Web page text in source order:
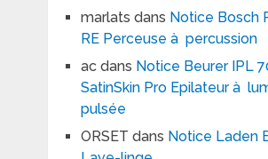
marlats dans Notice Bosch
RE Perceuse à percussion
acdans Notice Beurer IPL
SatinSkin Pro Epilateur à
pulsée
ORSET dans Notice Laden